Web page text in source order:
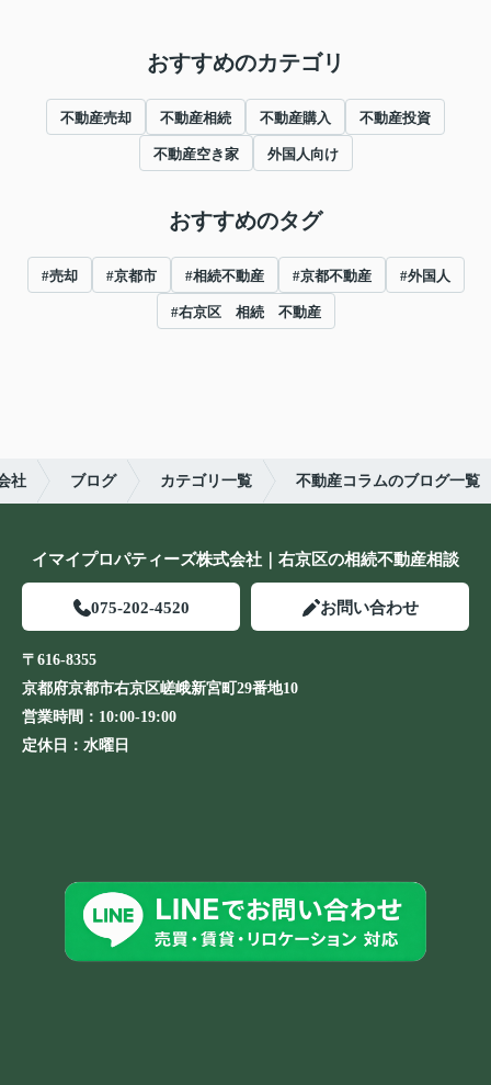
おすすめのカテゴリ
不動産売却 不動産相続 不動産購入 不動産投資
不動産空き家 外国人向け
おすすめのタグ
#売却 #京都市 #相続不動産 #京都不動産 #外国人
#右京区 相続 不動産
社 ブログ カテゴリ一覧 不動産コラムのブログ一覧
イマイプロパティーズ株式会社｜右京区の相続不動産相談
075-202-4520 お問い合わせ
〒616-8355
京都府京都市右京区嵯峨新宮町29番地10
営業時間： 10:00-19:00
定休日： 水曜日